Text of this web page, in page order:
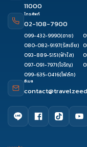
11000
โทรศัพท์
02-108-7900
099-432-9990(อาย)
080-082-9197(รัสเซีย)
093-889-5151(ฟ้าใส)
097-091-7971(โจริญ)
099-635-0416(โฟล์ค)
อีเมล